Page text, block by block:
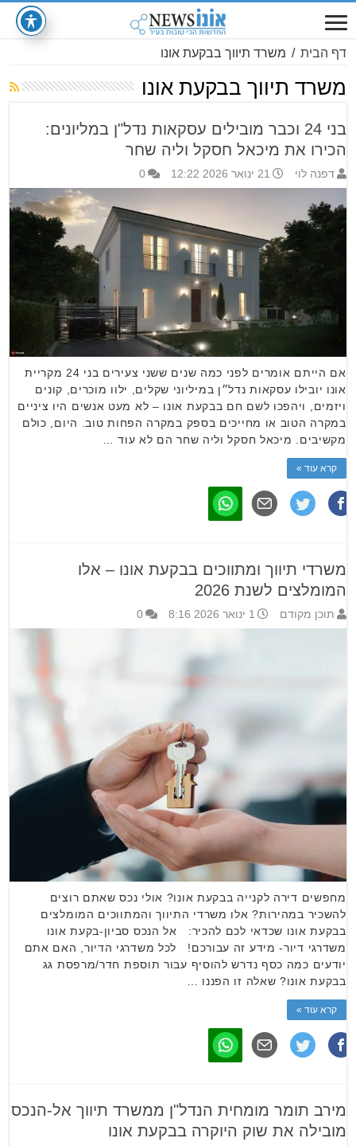
דף הבית / משרד תיווך בבקעת אונו
משרד תיווך בבקעת אונו
בני 24 וכבר מובילים עסקאות נדל"ן במליונים:
הכירו את מיכאל חסקל וליה שחר
דפנה לוי 21 ינואר 2026 12:22 0
אם הייתם אומרים לפני כמה שנים ששני צעירים בני 24 מקריית
אונו יובילו עסקאות נדל״ן במיליוני שקלים, ילוו מוכרים, קונים
ויזמים, ויהפכו לשם חם בבקעת אונו – לא מעט אנשים היו ציניים
במקרה הטוב או מחייכים בספק במקרה הפחות טוב. היום, כולם
מקשיבים. מיכאל חסקל וליה שחר הם לא עוד …
קרא עוד »
משרדי תיווך ומתווכים בבקעת אונו – אלו
המומלצים לשנת 2026
תוכן מקודם 1 ינואר 2026 8:16 0
מחפשים דירה לקנייה בבקעת אונו? אולי נכס שאתם רוצים
להשכיר במהירות? אלו משרדי התיווך והמתווכים המומלצים
בבקעת אונו שכדאי לכם להכיר: אל הנכס סביון-בקעת אונו
משדרגי דיור- מידע זה עבורכם! לכל משדרגי הדיור, האם אתם
יודעים כמה כסף נדרש להוסיף עבור תוספת חדר/מרפסת גג
בבקעת אונו? שאלה זו הפננו …
קרא עוד »
מירב תומר מומחית הנדל"ן ממשרד תיווך אל-הנכס
מובילה את שוק היוקרה בבקעת אונו